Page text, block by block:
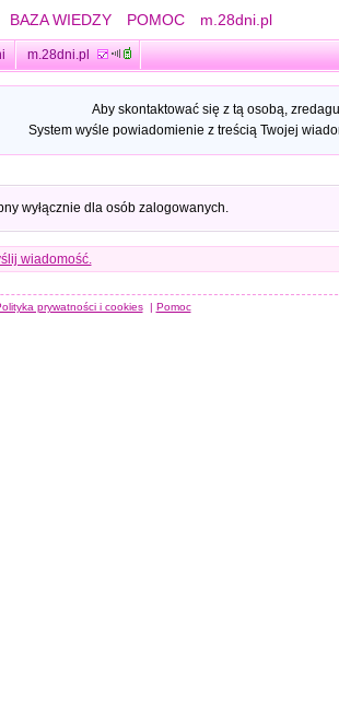
BAZA WIEDZY POMOC m.28dni.pl
m.28dni.pl
Aby skontaktować się z tą osobą,
System wyśle powiadomienie z treścią Twojej
wyłącznie dla osób zalogowanych.
wiadomość.
prywatności i cookies | Pomoc